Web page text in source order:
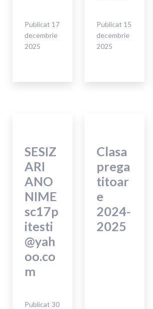
Publicat 17
decembrie
2025
Publicat 15
decembrie
2025
SESIZ
ARI
ANO
NIME
sc17p
itesti
@yah
oo.co
m
Publicat 30
Clasa
prega
titoar
e
2024-
2025